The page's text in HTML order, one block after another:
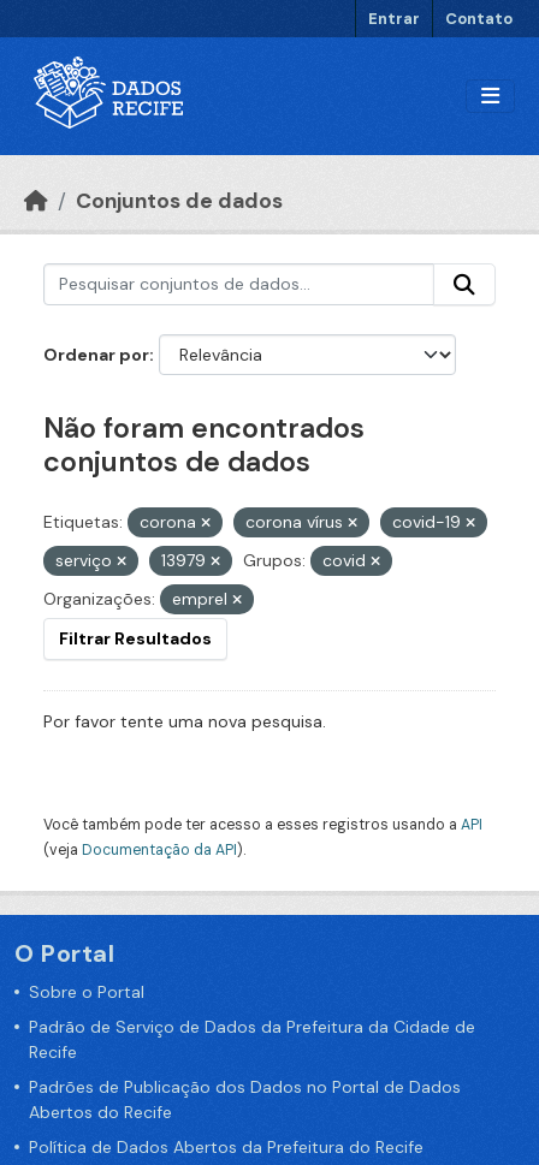
Entrar Contato
Conjuntos de dados
Ordenar por
Não foram encontrados
conjuntos de dados
Etiquetas: corona corona vírus
covid-19
serviço
13979 Grupos:
covid
Organizações:
emprel
Filtrar Resultados
Por favor tente uma nova pesquisa.
Você também pode ter acesso a esses registros usando a API
(veja Documentação da API).
O Portal
Sobre o Portal
Padrão de Serviço de Dados da Prefeitura da Cidade de
Recife
Padrões de Publicação dos Dados no Portal de Dados
Abertos do Recife
Política de Dados Abertos da Prefeitura do Recife